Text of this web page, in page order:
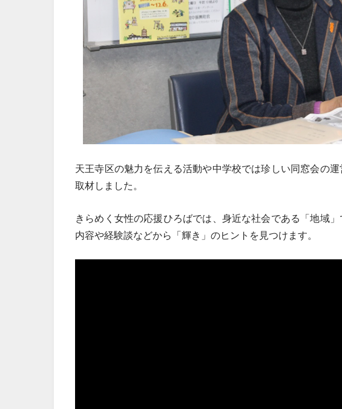
天王寺区の魅力を伝える活動や中学校では珍しい同窓会の
取材しました。
きらめく女性の応援ひろばでは、身近な社会である「地域
内容や経験談などから「輝き」のヒントを見つけます。